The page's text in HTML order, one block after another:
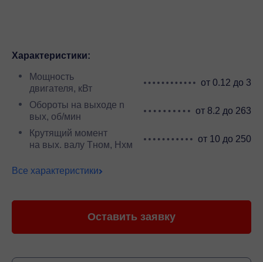
Характеристики:
Мощность
двигателя, кВт
от 0.12 до 3
Обороты на выходе n
вых, об/мин
от 8.2 до 263
Крутящий момент
на вых. валу Тном, Нхм
от 10 до 250
Все характеристики
Оставить заявку